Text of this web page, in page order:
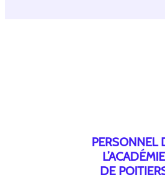
PERSONNEL
L’ACADÉMIE
DE